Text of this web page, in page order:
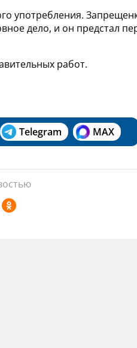
употребления.
дело, и он предстал
работ.
Telegram MAX